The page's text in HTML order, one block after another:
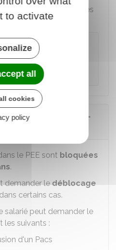
d'entreprises solidaires
dédié à la
les salariés.
sur le PEE sont-
le PEE sont bloquées
.
demander ledéblocage
certains cas.
salarié peut demander le
les suivants :
d'un Pacs
to activate
all
cookies
policy